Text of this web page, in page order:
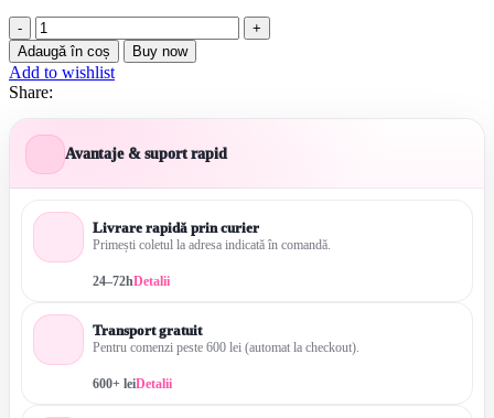
Cantitate
Forma
de
silicon
Trandafiri
Adaugă în coș Buy now
Add to wishlist
Share:
Avantaje & suport rapid
Livrare rapidă prin curier
Primești coletul la adresa indicată în comandă.
24–72hDetalii
Transport gratuit
Pentru comenzi peste 600 lei (automat la checkout).
600+ leiDetalii